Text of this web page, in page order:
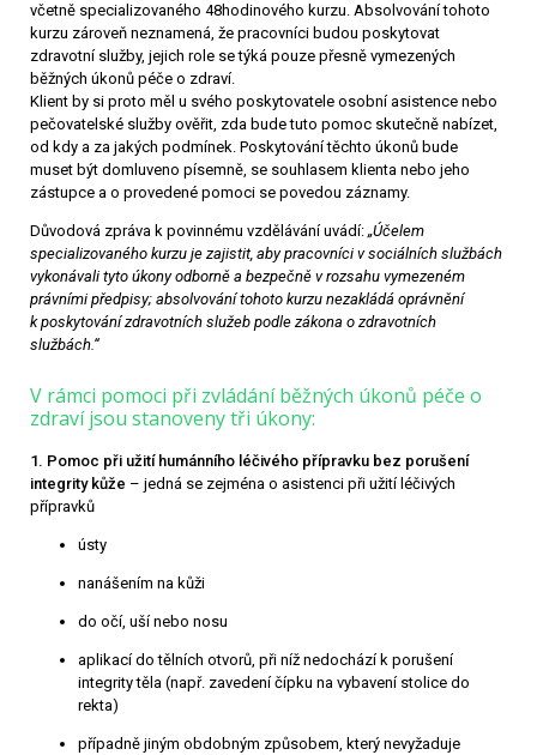
včetně specializovaného 48hodinového kurzu. Absolvování tohoto
kurzu zároveň neznamená, že pracovníci budou poskytovat
zdravotní služby, jejich role se týká pouze přesně vymezených
běžných úkonů péče o zdraví.
Klient by si proto měl u svého poskytovatele osobní asistence nebo
pečovatelské služby ověřit, zda bude tuto pomoc skutečně nabízet,
od kdy a za jakých podmínek. Poskytování těchto úkonů bude
muset být domluveno písemně, se souhlasem klienta nebo jeho
zástupce a o provedené pomoci se povedou záznamy.
Důvodová zpráva k povinnému vzdělávání uvádí: „Účelem
specializovaného kurzu je zajistit, aby pracovníci v sociálních službách
vykonávali tyto úkony odborně a bezpečně v rozsahu vymezeném
právními předpisy; absolvování tohoto kurzu nezakládá oprávnění
k poskytování zdravotních služeb podle zákona o zdravotních
službách.“
V rámci pomoci při zvládání běžných úkonů péče o
zdraví jsou stanoveny tři úkony:
1. Pomoc při užití humánního léčivého přípravku bez porušení
integrity kůže – jedná se zejména o asistenci při užití léčivých
přípravků
ústy
nanášením na kůži
do očí, uší nebo nosu
aplikací do tělních otvorů, při níž nedochází k porušení
integrity těla (např. zavedení čípku na vybavení stolice do
rekta)
případně jiným obdobným způsobem, který nevyžaduje